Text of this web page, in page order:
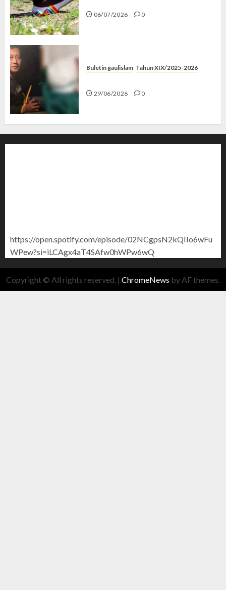
06/07/2026 0
Buletin gaulislam Tahun XIX/2025-2026
29/06/2026 0
https://open.spotify.com/episode/02NCgpsN2kQIIo6wFu
WPew?si=iLCAgx4aT4SAfw0hWPw6wQ
Copyright © All rights reserved. | ChromeNews by AF themes.